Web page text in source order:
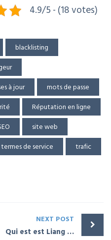
4.9/5 - (18 votes)
blacklisting
à jour
mots de passe
Réputation en ligne
site web
termes de service
trafic
NEXT POST
Qui est est Liang Wenfeng CEO de DEEPSEEK ( l’IA chinoise )